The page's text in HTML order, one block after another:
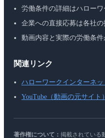
労働条件の詳細はハロー
企業への直接応募は各社の
動画内容と実際の労働条
関連リンク
ハローワークインターネッ
YouTube（動画の元サイト）
著作権について： 掲載されている